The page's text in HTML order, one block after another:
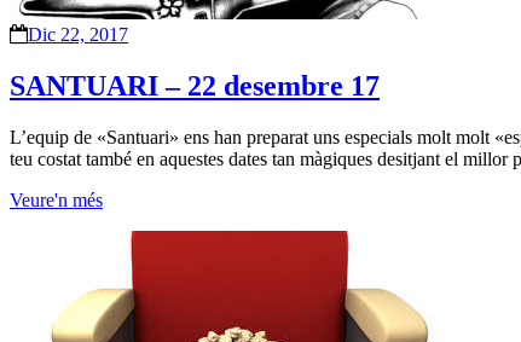
Dic 22, 2017
SANTUARI – 22 desembre 17
L’equip de «Santuari» ens han preparat uns especials molt molt
teu costat també en aquestes dates tan màgiques desitjant el
Veure'n més